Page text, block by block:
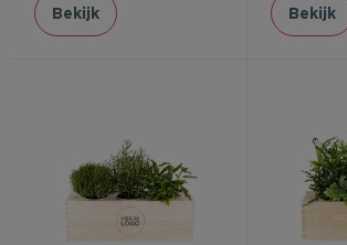
Bekijk Bekijk